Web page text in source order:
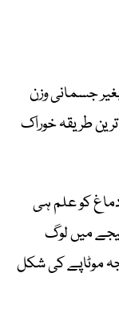
جسمانی وزن
طریقہ خوراک
کو علم ہی
میں لوگ
موٹاپے کی شکل